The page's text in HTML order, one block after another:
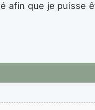
afin que je puisse